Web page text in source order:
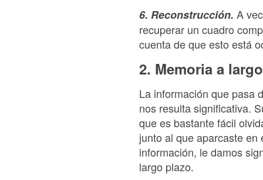
6. Reconstrucción. A
recuperar un cuadro
cuenta de que esto está
2. Memoria a
La información que pasa
nos resulta significativa.
que es bastante fácil
junto al que aparcaste
información, le damos
largo plazo.